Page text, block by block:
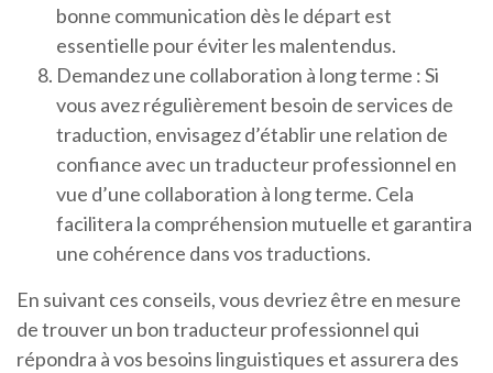
bonne communication dès le départ est
essentielle pour éviter les malentendus.
Demandez une collaboration à long terme : Si
vous avez régulièrement besoin de services de
traduction, envisagez d’établir une relation de
confiance avec un traducteur professionnel en
vue d’une collaboration à long terme. Cela
facilitera la compréhension mutuelle et garantira
une cohérence dans vos traductions.
En suivant ces conseils, vous devriez être en mesure
de trouver un bon traducteur professionnel qui
répondra à vos besoins linguistiques et assurera des